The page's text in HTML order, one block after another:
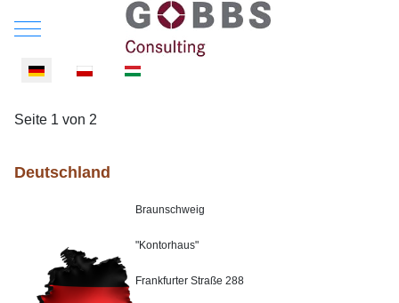
Mobile Menu Toggle
Sprache auswählen
Seite 1 von 2
Deutschland
Braunschweig
"Kontorhaus"
Frankfurter Straße 288